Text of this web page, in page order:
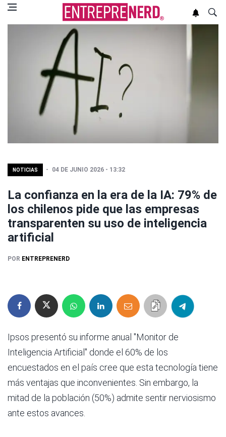
NOTICIAS 04 DE JUNIO 2026 - 13:32
La confianza en la era de la IA: 79% de
los chilenos pide que las empresas
transparenten su uso de inteligencia
artificial
POR ENTREPRENERD
Ipsos presentó su informe anual "Monitor de
Inteligencia Artificial" donde el 60% de los
encuestados en el país cree que esta tecnología tiene
más ventajas que inconvenientes. Sin embargo, la
mitad de la población (50%) admite sentir nerviosismo
ante estos avances.